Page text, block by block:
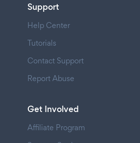
Support
Help Center
Tutorials
Contact Support
Report Abuse
Get Involved
Affiliate Program